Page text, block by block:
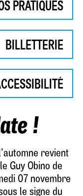
PRATIQUES
BILLETTERIE
!
revient
Guy Obino de
07 novembre
le signe du